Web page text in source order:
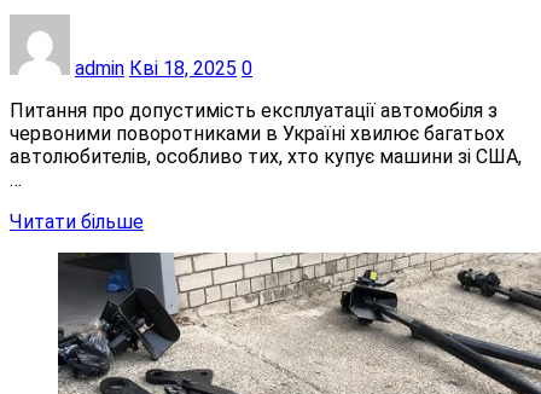
admin Кві 18, 2025 0
Питання про допустимість експлуатації автомобіля з
червоними поворотниками в Україні хвилює багатьох
автолюбителів, особливо тих, хто купує машини зі США,
…
Читати більше